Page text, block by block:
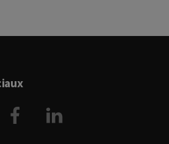
Twitter Facebook